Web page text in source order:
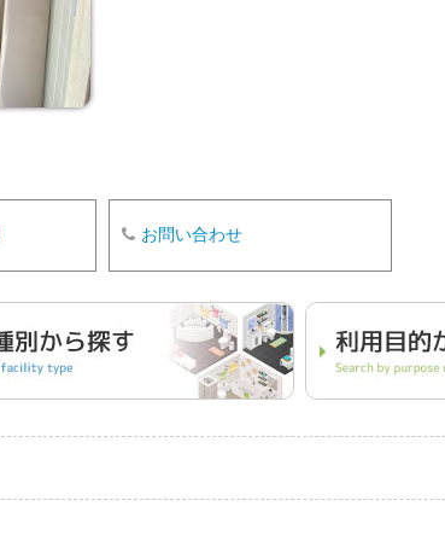
お問い合わせ